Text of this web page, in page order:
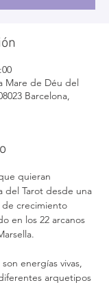
Mare de Déu del
Barcelona,
quieran
del Tarot desde una
de crecimiento
en los 22 arcanos
energías vivas,
arquetipos